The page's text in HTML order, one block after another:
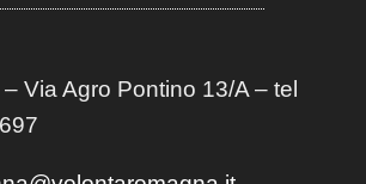
Via Agro Pontino 13/A– tel